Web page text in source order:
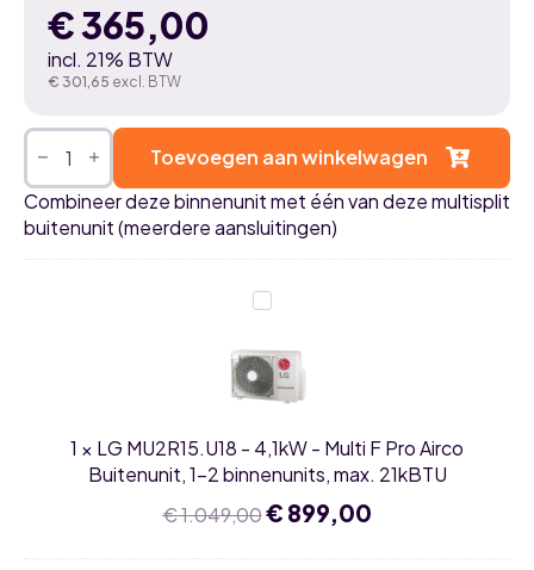
€365,00
incl. 21% BTW
€ 301,65 excl. BTW
LG
DM07S0DA.NS0
2,1kW
DUALCOOL
AI
Deluxe
binnenunit
Toevoegen aan winkelwagen
Combineer deze binnenunit met één van deze multisplit
buitenunit (meerdere aansluitingen)
LG
MU2R15.U18
4,1kW
-
Multi
Airco
Buitenunit,
1-
2
binnenunits,
1 × LG MU2R15.U18 - 4,1kW - Multi F Pro Airco
Buitenunit, 1-2 binnenunits, max. 21kBTU
€1.049,00Oorspronkelijke
was:
€ 899,00Huidige
is: